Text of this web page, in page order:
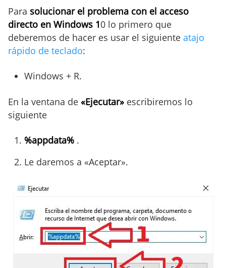
Para solucionar el problema con el acceso
directo en Windows 10 lo primero que
deberemos de hacer es usar el siguiente atajo
rápido de teclado:
Windows + R.
En la ventana de «Ejecutar» escribiremos lo
siguiente
%appdata% .
Le daremos a «Aceptar».